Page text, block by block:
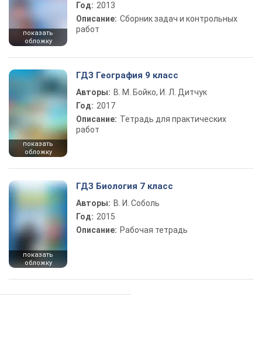
показать
обложку
Год: 2013
Описание: Сборник задач и контрольных
работ
показать
обложку
ГДЗ География 9 класс
Авторы: В. М. Бойко, И. Л. Дитчук
Год: 2017
Описание: Тетрадь для практических
работ
показать
обложку
ГДЗ Биология 7 класс
Авторы: В. И. Соболь
Год: 2015
Описание: Рабочая тетрадь